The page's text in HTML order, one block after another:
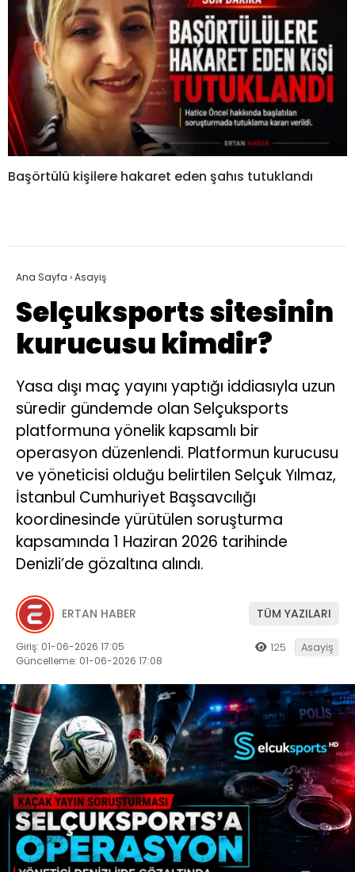
Başörtülü kişilere hakaret eden şahıs tutuklandı
Ana Sayfa ›Asayiş
Selçuksports sitesinin
kurucusu kimdir?
Yasa dışı maç yayını yaptığı iddiasıyla uzun
süredir gündemde olan Selçuksports
platformuna yönelik kapsamlı bir
operasyon düzenlendi. Platformun kurucusu
ve yöneticisi olduğu belirtilen Selçuk Yılmaz,
İstanbul Cumhuriyet Başsavcılığı
koordinesinde yürütülen soruşturma
kapsamında 1 Haziran 2026 tarihinde
Denizli’de gözaltına alındı.
ERTAN HABER TÜM YAZILARI
Giriş: 01-06-2026 17:05
Güncelleme: 01-06-2026 17:08
125 Asayiş